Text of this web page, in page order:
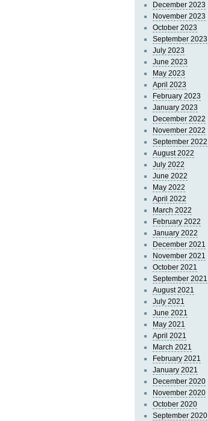
December 2023
November 2023
October 2023
September 2023
July 2023
June 2023
May 2023
April 2023
February 2023
January 2023
December 2022
November 2022
September 2022
August 2022
July 2022
June 2022
May 2022
April 2022
March 2022
February 2022
January 2022
December 2021
November 2021
October 2021
September 2021
August 2021
July 2021
June 2021
May 2021
April 2021
March 2021
February 2021
January 2021
December 2020
November 2020
October 2020
September 2020